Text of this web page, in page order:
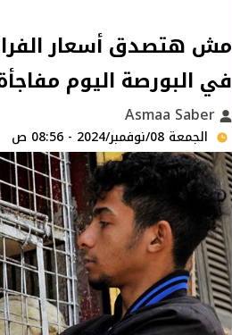
مش هتصدق أسعار
في البورصة اليوم
الجمعة 08/نوفمبر/2024 - 08:56 ص